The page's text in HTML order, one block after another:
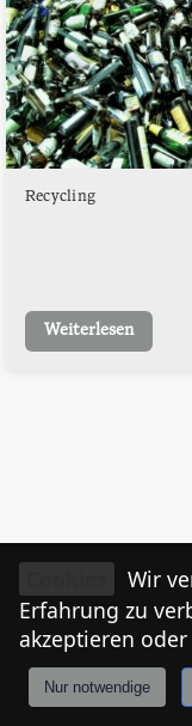
Recycling
Weiterlesen
Anmelden
Wir
Erfahrung zu
akzeptieren
Nur notwendige